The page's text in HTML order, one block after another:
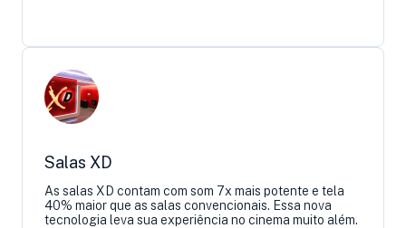
Salas XD
As salas XD contam com som 7x mais potente e tela
40% maior que as salas convencionais. Essa nova
tecnologia leva sua experiência no cinema muito além.